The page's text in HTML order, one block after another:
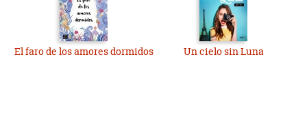
El faro de los amores dormidos Un cielo sin Luna